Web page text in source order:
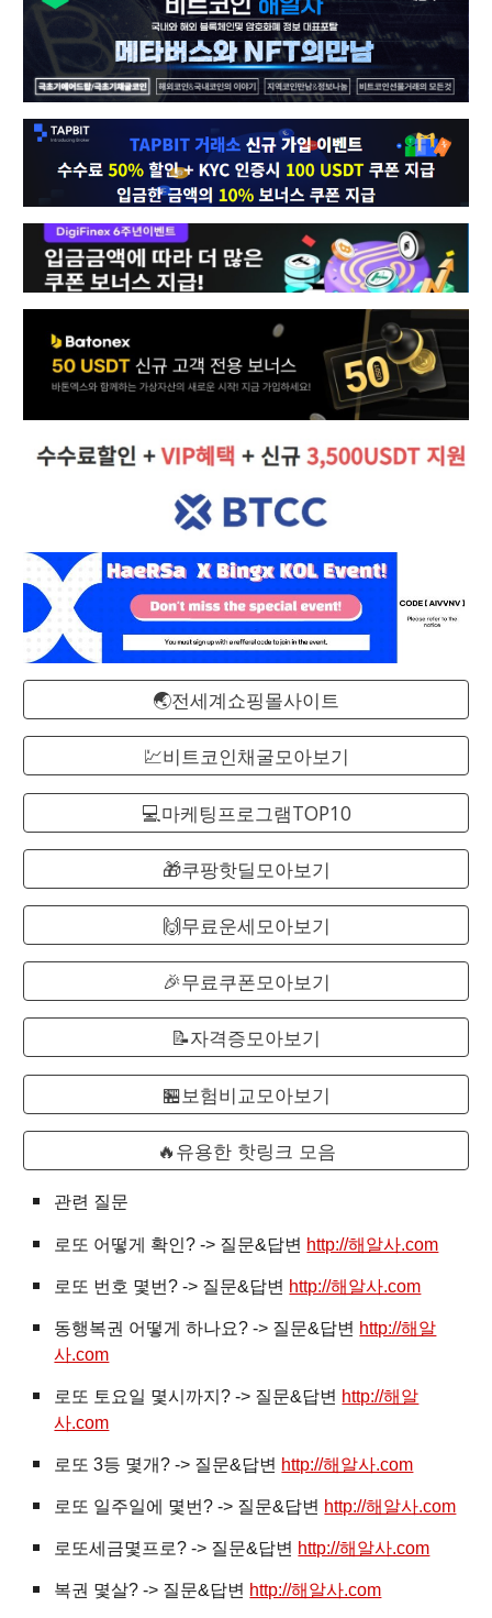
🌏전세계쇼핑몰사이트
💹비트코인채굴모아보기
💻마케팅프로그램TOP10
🎁쿠팡핫딜모아보기
🙌무료운세모아보기
🎉무료쿠폰모아보기
📝자격증모아보기
🏪보험비교모아보기
🔥유용한 핫링크 모음
관련 질문
로또 어떻게 확인? -> 질문&답변 http://해알사.com
로또 번호 몇번? -> 질문&답변 http://해알사.com
동행복권 어떻게 하나요? -> 질문&답변 http://해알
사.com
로또 토요일 몇시까지? -> 질문&답변 http://해알
사.com
로또 3등 몇개? -> 질문&답변 http://해알사.com
로또 일주일에 몇번? -> 질문&답변 http://해알사.com
로또세금몇프로? -> 질문&답변 http://해알사.com
복권 몇살? -> 질문&답변 http://해알사.com